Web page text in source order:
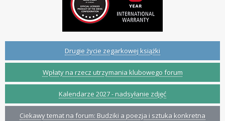
Drugie życie zegarkowej książki
Wpłaty na rzecz utrzymania klubowego forum
Kalendarze 2027 - nadsyłanie zdjęć
Ciekawy temat na forum: Budziki a poezja i sztuka konkretna